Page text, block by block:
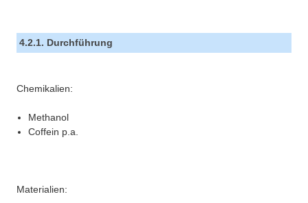
4.2.1. Durchführung
Chemikalien:
Methanol
Coffein p.a.
Materialien: